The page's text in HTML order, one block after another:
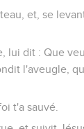
et, se
lui dit : Que
l'aveugle,
t'a sauvé.